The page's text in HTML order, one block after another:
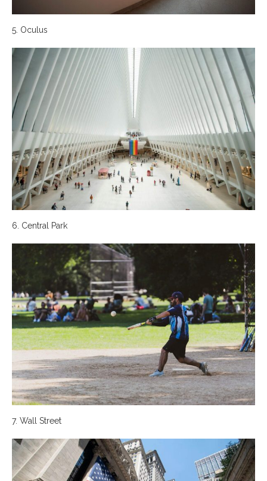
5. Oculus
6. Central Park
7. Wall Street